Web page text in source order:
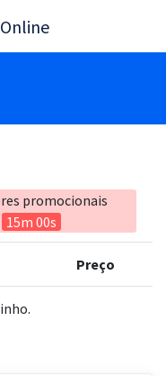
promocionais
15m 00s
Preço